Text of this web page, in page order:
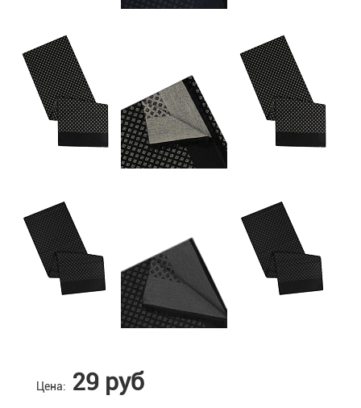
Цена: 29 руб